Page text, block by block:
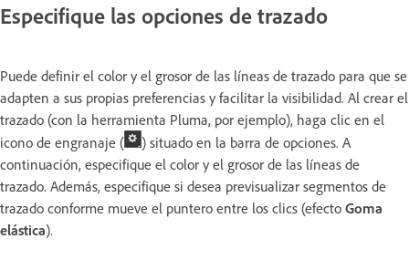
Especifique las opciones de trazado
Puede definir el color y el grosor de las líneas de trazado para que se
adapten a sus propias preferencias y facilitar la visibilidad. Al crear el
trazado (con la herramienta Pluma, por ejemplo), haga clic en el
icono de engranaje (
) situado en la barra de opciones. A
continuación, especifique el color y el grosor de las líneas de
trazado. Además, especifique si desea previsualizar segmentos de
trazado conforme mueve el puntero entre los clics (efecto Goma
elástica).